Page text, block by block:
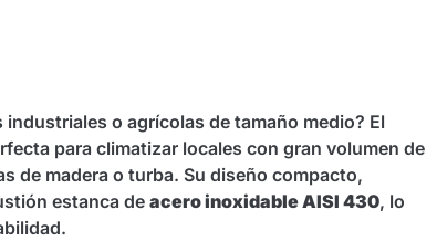
o agrícolas de tamaño medio? El
para climatizar locales con gran volumen de
de madera o turba. Su diseño compacto,
estanca deacero inoxidable AISI 430, lo